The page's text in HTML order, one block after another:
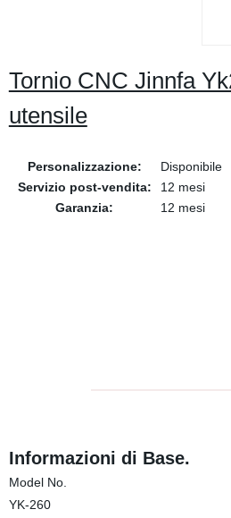
Tornio CNC Jinnfa
utensile
Personalizzazione:
Disponibile
Servizio post-vendita:
12 mesi
Garanzia:
12 mesi
Informazioni di Base.
Model No.
YK-260